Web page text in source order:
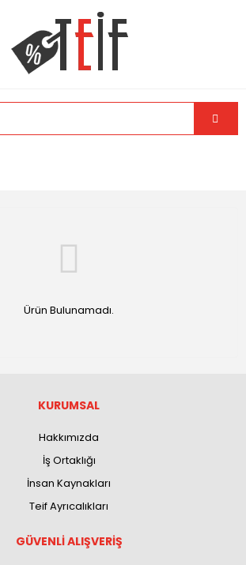
Ürün Bulunamadı.
KURUMSAL
Hakkımızda
İş Ortaklığı
İnsan Kaynakları
Teif Ayrıcalıkları
GÜVENLİ ALIŞVERİŞ